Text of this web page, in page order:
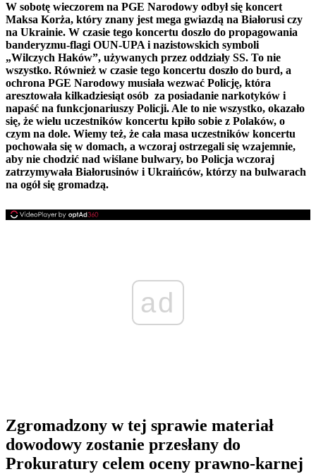
W sobotę wieczorem na PGE Narodowy odbył się koncert
Maksa Korża, który znany jest mega gwiazdą na Białorusi czy
na Ukrainie. W czasie tego koncertu doszło do propagowania
banderyzmu-flagi OUN-UPA i nazistowskich symboli
„Wilczych Haków”, używanych przez oddziały SS. To nie
wszystko. Również w czasie tego koncertu doszło do burd, a
ochrona PGE Narodowy musiała wezwać Policję, która
aresztowała kilkadziesiąt osób za posiadanie narkotyków i
napaść na funkcjonariuszy Policji. Ale to nie wszystko, okazało
się, że wielu uczestników koncertu kpiło sobie z Polaków, o
czym na dole. Wiemy też, że cała masa uczestników koncertu
pochowała się w domach, a wczoraj ostrzegali się wzajemnie,
aby nie chodzić nad wiślane bulwary, bo Policja wczoraj
zatrzymywała Białorusinów i Ukraińców, którzy na bulwarach
na ogół się gromadzą.
ad
Zgromadzony w tej sprawie materiał
dowodowy zostanie przesłany do
Prokuratury celem oceny prawno-karnej